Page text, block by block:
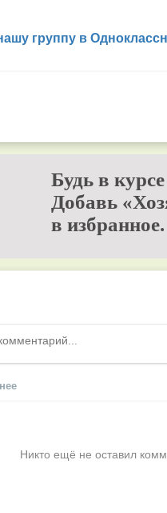
группу в
Будь в
Добавь
в избранное.
Никто ещё не оставил